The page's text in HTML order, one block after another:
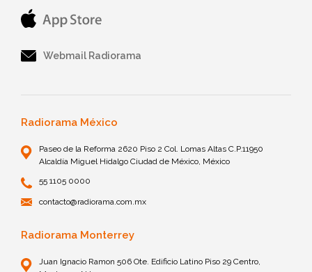
Webmail Radiorama
Radiorama México
Paseo de la Reforma 2620 Piso 2 Col. Lomas Altas C.P.11950
Alcaldía Miguel Hidalgo Ciudad de México, México
55 1105 0000
contacto@radiorama.com.mx
Radiorama Monterrey
Juan Ignacio Ramon 506 Ote. Edificio Latino Piso 29 Centro,